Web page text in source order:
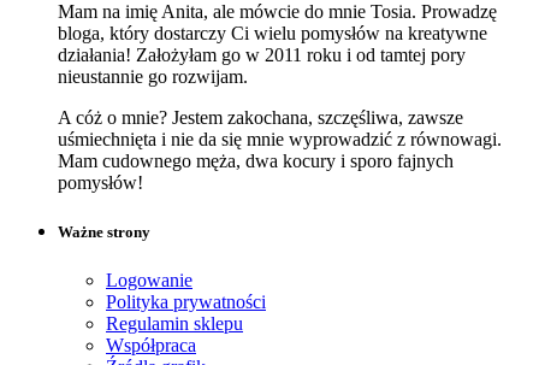
Mam na imię Anita, ale mówcie do mnie Tosia. Prowadzę
bloga, który dostarczy Ci wielu pomysłów na kreatywne
działania! Założyłam go w 2011 roku i od tamtej pory
nieustannie go rozwijam.
A cóż o mnie? Jestem zakochana, szczęśliwa, zawsze
uśmiechnięta i nie da się mnie wyprowadzić z równowagi.
Mam cudownego męża, dwa kocury i sporo fajnych
pomysłów!
Ważne strony
Logowanie
Polityka prywatności
Regulamin sklepu
Współpraca